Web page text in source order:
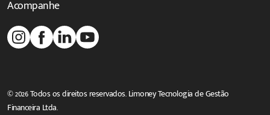
Acompanhe
© 2026 Todos os direitos reservados. Limoney Tecnologia de Gestão
Financeira Ltda.